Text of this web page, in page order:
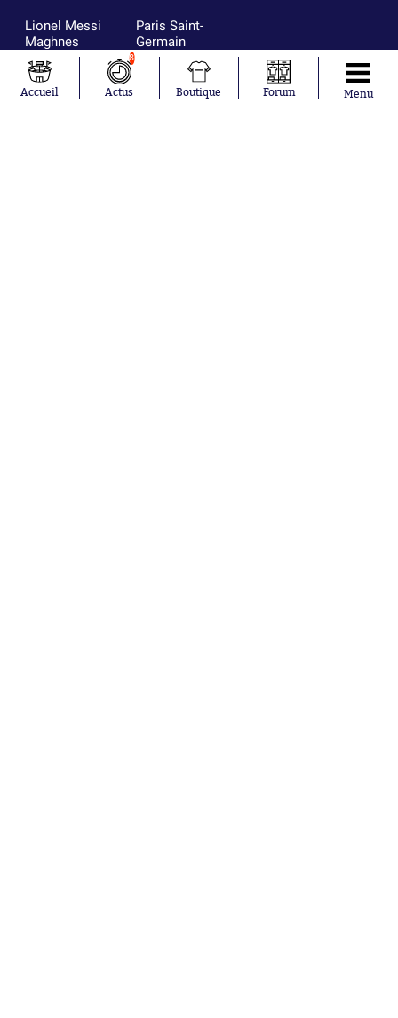
Lionel Messi
Maghnes
Akliouche
Mohamed
Salah
Paris Saint-
Germain
Real Madrid
Olympique de
Marseille
Accueil
8
Actus Boutique Forum Menu